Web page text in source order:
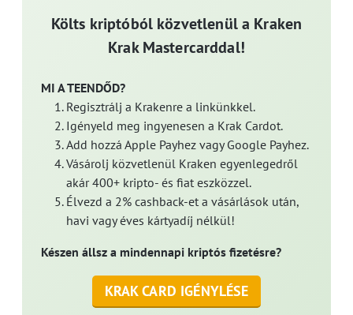
Költs kriptóból közvetlenül a Kraken
Krak Mastercarddal!
MI A TEENDŐD?
Regisztrálj a Krakenre a linkünkkel.
Igényeld meg ingyenesen a Krak Cardot.
Add hozzá Apple Payhez vagy Google Payhez.
Vásárolj közvetlenül Kraken egyenlegedről
akár 400+ kripto- és fiat eszközzel.
Élvezd a 2% cashback-et a vásárlások után,
havi vagy éves kártyadíj nélkül!
Készen állsz a mindennapi kriptós fizetésre?
KRAK CARD IGÉNYLÉSE